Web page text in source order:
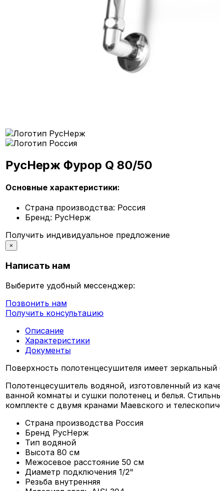
РусНерж Фурор Q 80/50
Основные характеристики:
Страна производства: Россия
Бренд: РусНерж
Получить индивидуальное предложение
×
Написать нам
Выберите удобный мессенджер:
Позвонить нам
Получить консультацию
Описание
Характеристики
Документы
Поверхность полотенцесушителя имеет
Полотенцесушитель водяной, изготовленный из
ванной комнаты и сушки полотенец и белья.
комплекте с двумя кранами Маевского и
Страна производства Россия
Бренд РусНерж
Тип водяной
Высота 80 см
Межосевое расстояние 50 см
Диаметр подключения 1/2"
Резьба внутренняя